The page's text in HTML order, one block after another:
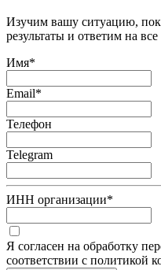
Изучим вашу ситуацию,
результаты и ответим на
Имя*
Email*
Телефон
Telegram
ИНН организации*
Я согласен на обработку
соответствии с политикой